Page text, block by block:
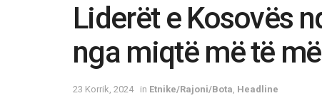
Liderët e Kosovës
nga miqtë më të
23 Korrik, 2024 in Etnike/Rajoni/Bota Headline